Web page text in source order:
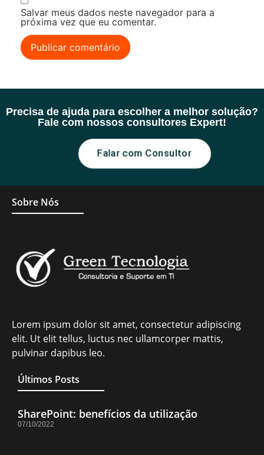
Salvar meus dados neste navegador para a
próxima vez que eu comentar.
Precisa de ajuda para escolher a melhor solução?
Fale com nossos consultores Expert!
Falar com Consultor
Sobre Nós
Lorem ipsum dolor sit amet, consectetur adipiscing
elit. Ut elit tellus, luctus nec ullamcorper mattis,
pulvinar dapibus leo.
Últimos Posts
SharePoint: benefícios da utilização
07/10/2022